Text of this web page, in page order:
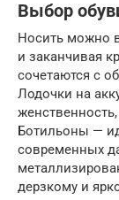
Выбор
Носить можно
и заканчивая
сочетаются с
Лодочки на
Ботильоны —
современных
дерзкому и